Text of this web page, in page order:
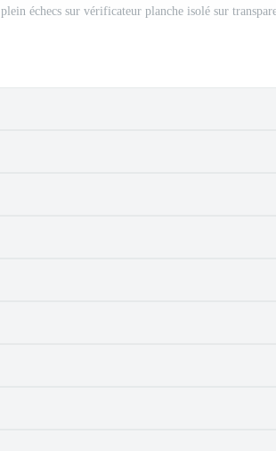
plein échecs sur vérificateur planche isolé sur